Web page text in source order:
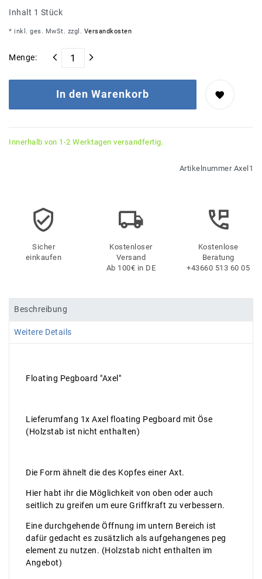
Inhalt 1 Stück
* inkl. ges. MwSt. zzgl. Versandkosten
Menge:
In den Warenkorb
Innerhalb von 1-2 Werktagen versandfertig.
Artikelnummer Axel1
Sicher
einkaufen
Kostenloser
Versand
Ab 100€ in DE
Kostenlose
Beratung
+43660 513 60 05
Beschreibung
Weitere Details
Floating Pegboard "Axel"
Lieferumfang 1x Axel floating Pegboard mit Öse
(Holzstab ist nicht enthalten)
Die Form ähnelt die des Kopfes einer Axt.
Hier habt ihr die Möglichkeit von oben oder auch
seitlich zu greifen um eure Griffkraft zu verbessern.
Eine durchgehende Öffnung im untern Bereich ist
dafür gedacht es zusätzlich als aufgehangenes peg
element zu nutzen. (Holzstab nicht enthalten im
Angebot)